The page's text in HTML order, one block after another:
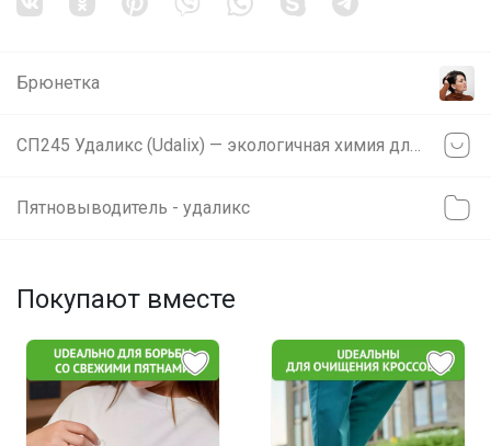
Брюнетка
Пятновыводитель - удаликс
Покупают вместе